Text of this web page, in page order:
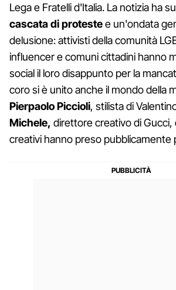
Lega e Fratelli d'Italia. La notizia ha
cascata di protestee un'ondata
delusione: attivisti della comunità
influencer e comuni cittadini hanno
social il loro disappunto per la
coro si è unito anche il mondo della
Pierpaolo Piccioli, stilista di
Michele, direttore creativo di Gucci,
creativi hanno preso pubblicamente